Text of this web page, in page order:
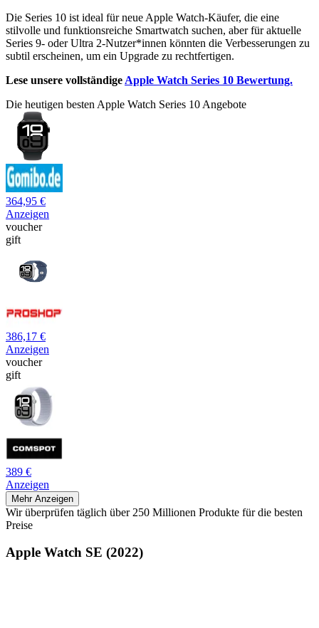
Die Series 10 ist ideal für neue Apple Watch-Käufer, die eine
stilvolle und funktionsreiche Smartwatch suchen, aber für aktuelle
Series 9- oder Ultra 2-Nutzer*innen könnten die Verbesserungen zu
subtil erscheinen, um ein Upgrade zu rechtfertigen.
Lese unsere vollständige Apple Watch Series 10 Bewertung.
Die heutigen besten Apple Watch Series 10 Angebote
364,95 €
Anzeigen
voucher
gift
386,17 €
Anzeigen
voucher
gift
389 €
Anzeigen
Mehr Anzeigen
Wir überprüfen täglich über 250 Millionen Produkte für die besten
Preise
Apple Watch SE (2022)